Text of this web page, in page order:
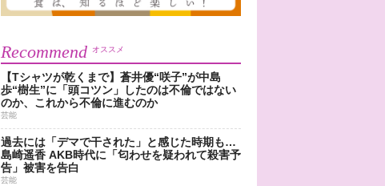
Recommend オススメ
【Tシャツが乾くまで】蒼井優“咲子”が中島
歩“樹生”に「頭コツン」したのは不倫ではない
のか、これから不倫に進むのか
芸能
過去には「デマで干された」と感じた時期も…
島崎遥香 AKB時代に「匂わせを疑われて殺害予
告」被害を告白
芸能